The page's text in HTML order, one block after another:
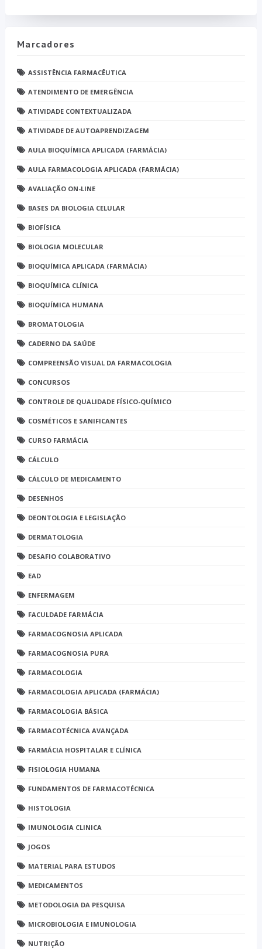
Marcadores
ASSISTÊNCIA FARMACÊUTICA
ATENDIMENTO DE EMERGÊNCIA
ATIVIDADE CONTEXTUALIZADA
ATIVIDADE DE AUTOAPRENDIZAGEM
AULA BIOQUÍMICA APLICADA (FARMÁCIA)
AULA FARMACOLOGIA APLICADA (FARMÁCIA)
AVALIAÇÃO ON-LINE
BASES DA BIOLOGIA CELULAR
BIOFÍSICA
BIOLOGIA MOLECULAR
BIOQUÍMICA APLICADA (FARMÁCIA)
BIOQUÍMICA CLÍNICA
BIOQUÍMICA HUMANA
BROMATOLOGIA
CADERNO DA SAÚDE
COMPREENSÃO VISUAL DA FARMACOLOGIA
CONCURSOS
CONTROLE DE QUALIDADE FÍSICO-QUÍMICO
COSMÉTICOS E SANIFICANTES
CURSO FARMÁCIA
CÁLCULO
CÁLCULO DE MEDICAMENTO
DESENHOS
DEONTOLOGIA E LEGISLAÇÃO
DERMATOLOGIA
DESAFIO COLABORATIVO
EAD
ENFERMAGEM
FACULDADE FARMÁCIA
FARMACOGNOSIA APLICADA
FARMACOGNOSIA PURA
FARMACOLOGIA
FARMACOLOGIA APLICADA (FARMÁCIA)
FARMACOLOGIA BÁSICA
FARMACOTÉCNICA AVANÇADA
FARMÁCIA HOSPITALAR E CLÍNICA
FISIOLOGIA HUMANA
FUNDAMENTOS DE FARMACOTÉCNICA
HISTOLOGIA
IMUNOLOGIA CLINICA
JOGOS
MATERIAL PARA ESTUDOS
MEDICAMENTOS
METODOLOGIA DA PESQUISA
MICROBIOLOGIA E IMUNOLOGIA
NUTRIÇÃO